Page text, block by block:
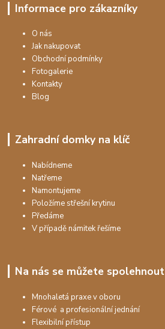
Informace pro zákazníky
O nás
Jak nakupovat
Obchodní podmínky
Fotogalerie
Kontakty
Blog
Zahradní domky na klíč
Nabídneme
Natřeme
Namontujeme
Položíme střešní krytinu
Předáme
V případě námitek řešíme
Na nás se můžete spolehnout
Mnohaletá praxe v oboru
Férové a profesionální jednání
Flexibilní přístup